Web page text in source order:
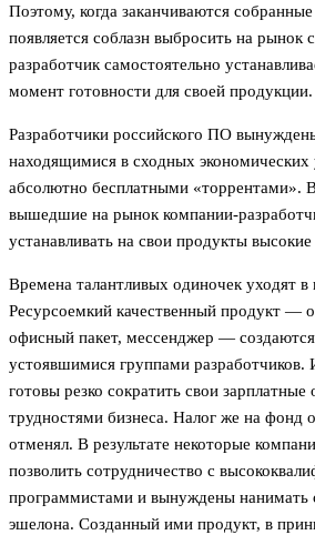
Поэтому, когда заканчиваются
появляется соблазн выбросить на
разработчик самостоятельно
момент готовности для своей продукции.
Разработчики российского ПО
находящимися в сходных экономических
абсолютно бесплатными «торрентами».
вышедшие на рынок компании-
устанавливать на свои продукты
Времена талантливых одиночек уходят
Ресурсоемкий качественный продукт —
офисный пакет, мессенджер —
устоявшимися группами разработчиков.
готовы резко сократить свои зарплатные
трудностями бизнеса. Налог же на фонд
отменял. В результате некоторые
позволить сотрудничество с
программистами и вынуждены нанимать
эшелона. Созданный ими продукт, в